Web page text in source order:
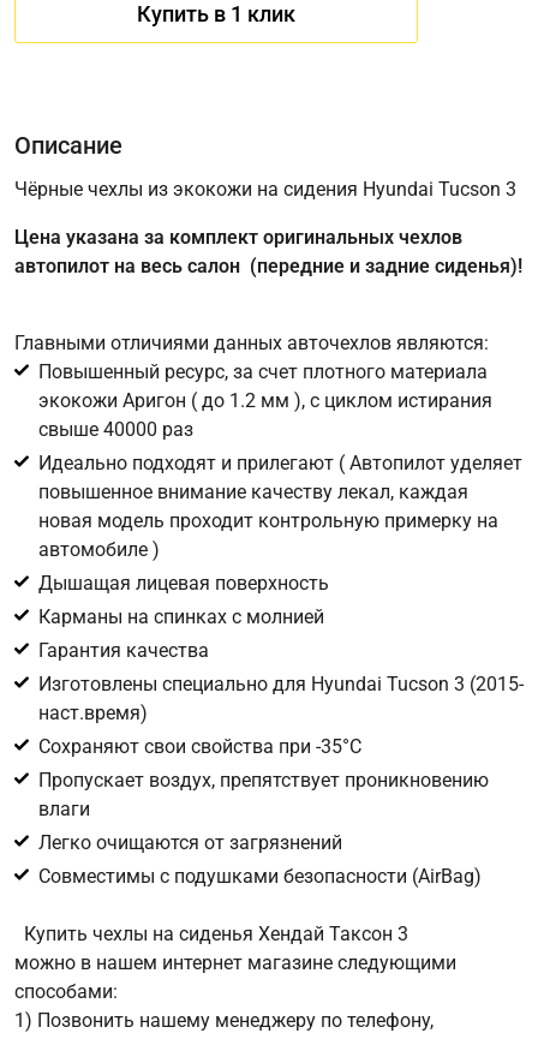
Купить в 1 клик
Имя
Телефон*
Соглашение об обработке персональных данных
Для подтверждения своего согласия на обработку ваших
персональных данных в целях исполнения запроса введите
в поле ниже цифру
Описание
Чёрные чехлы из экокожи на сидения Hyundai Tucson 3
Цена указана за комплект оригинальных чехлов
автопилот на весь салон (передние и задние сиденья)!
Главными отличиями данных авточехлов являются:
Повышенный ресурс, за счет плотного материала
экокожи Аригон ( до 1.2 мм ), с циклом истирания
свыше 40000 раз
Идеально подходят и прилегают ( Автопилот уделяет
повышенное внимание качеству лекал, каждая
новая модель проходит контрольную примерку на
автомобиле )
Дышащая лицевая поверхность
Карманы на спинках с молнией
Гарантия качества
Изготовлены специально для Hyundai Tucson 3 (2015-
наст.время)
Сохраняют свои свойства при -35°С
Пропускает воздух, препятствует проникновению
влаги
Легко очищаются от загрязнений
Совместимы с подушками безопасности (AirBag)
Купить чехлы на сиденья Хендай Таксон 3
можно в нашем интернет магазине следующими
способами:
1) Позвонить нашему менеджеру по телефону,